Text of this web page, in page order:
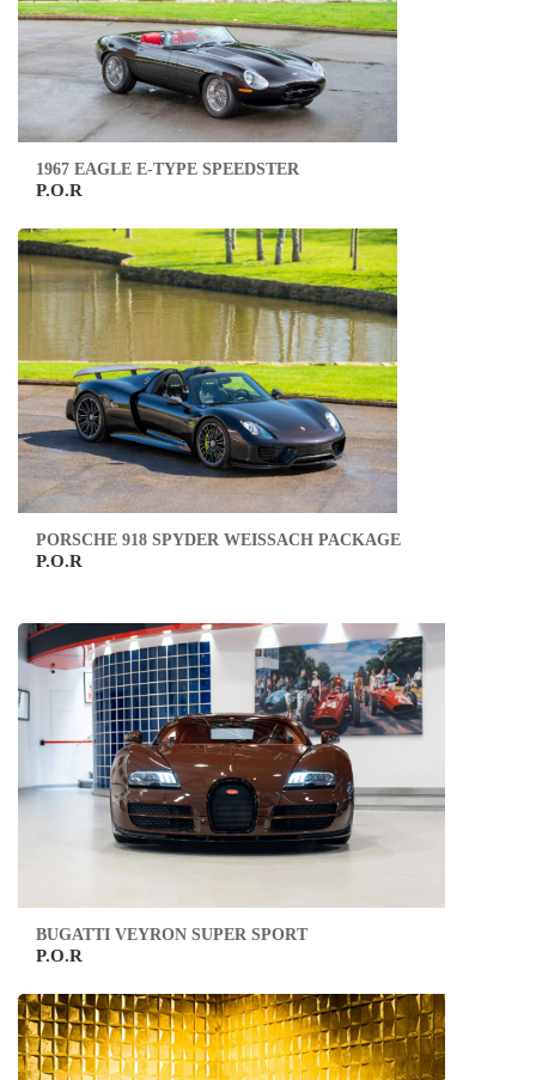
1967 EAGLE E-TYPE SPEEDSTER
P.O.R
PORSCHE 918 SPYDER WEISSACH PACKAGE
P.O.R
BUGATTI VEYRON SUPER SPORT
P.O.R